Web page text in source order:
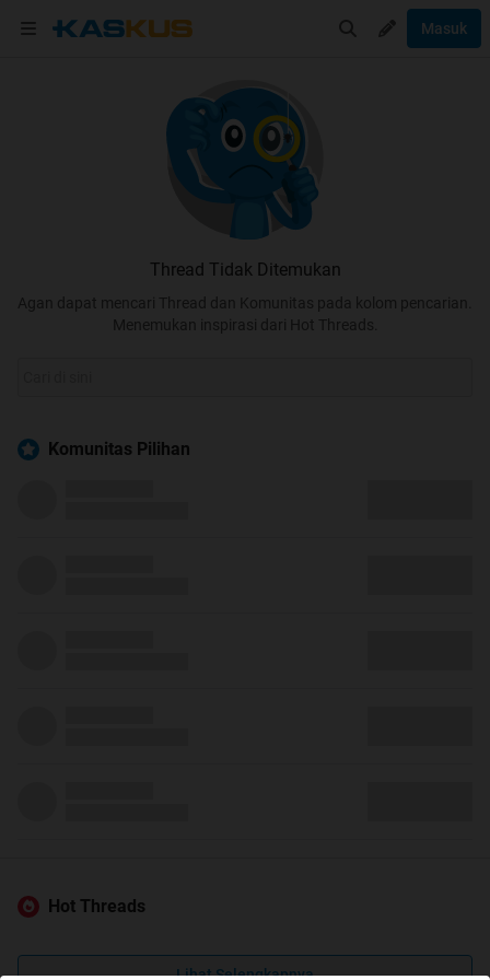
Masuk
Thread Tidak Ditemukan
Agan dapat mencari Thread dan Komunitas pada kolom pencarian.
Menemukan inspirasi dari Hot Threads.
Komunitas Pilihan
Hot Threads
Lihat Selengkapnya